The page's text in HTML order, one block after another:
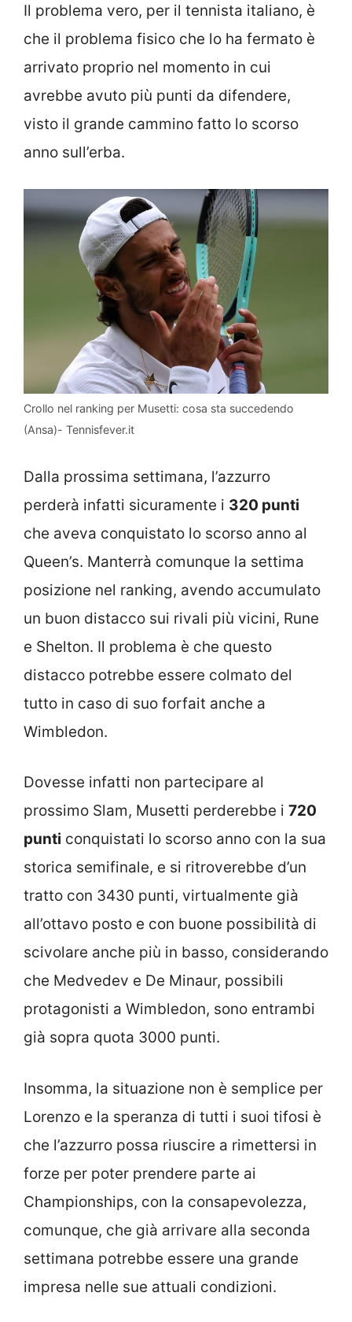
Il problema vero, per il tennista italiano, è
che il problema fisico che lo ha fermato è
arrivato proprio nel momento in cui
avrebbe avuto più punti da difendere,
visto il grande cammino fatto lo scorso
anno sull’erba.
Crollo nel ranking per Musetti: cosa sta succedendo
(Ansa)- Tennisfever.it
Dalla prossima settimana, l’azzurro
perderà infatti sicuramente i 320 punti
che aveva conquistato lo scorso anno al
Queen’s. Manterrà comunque la settima
posizione nel ranking, avendo accumulato
un buon distacco sui rivali più vicini, Rune
e Shelton. Il problema è che questo
distacco potrebbe essere colmato del
tutto in caso di suo forfait anche a
Wimbledon.
Dovesse infatti non partecipare al
prossimo Slam, Musetti perderebbe i 720
punti conquistati lo scorso anno con la sua
storica semifinale, e si ritroverebbe d’un
tratto con 3430 punti, virtualmente già
all’ottavo posto e con buone possibilità di
scivolare anche più in basso, considerando
che Medvedev e De Minaur, possibili
protagonisti a Wimbledon, sono entrambi
già sopra quota 3000 punti.
Insomma, la situazione non è semplice per
Lorenzo e la speranza di tutti i suoi tifosi è
che l’azzurro possa riuscire a rimettersi in
forze per poter prendere parte ai
Championships, con la consapevolezza,
comunque, che già arrivare alla seconda
settimana potrebbe essere una grande
impresa nelle sue attuali condizioni.